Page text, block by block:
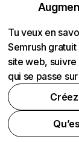
Tu veux en
Semrush
site web,
qui se passe